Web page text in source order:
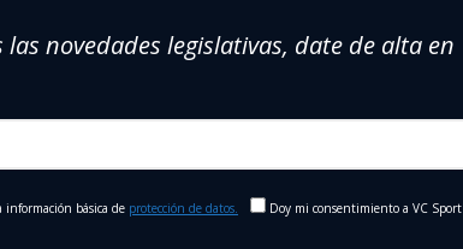
novedades legislativas, date de alta en
básica de protección de datos.
Doy mi consentimiento a VC Sport